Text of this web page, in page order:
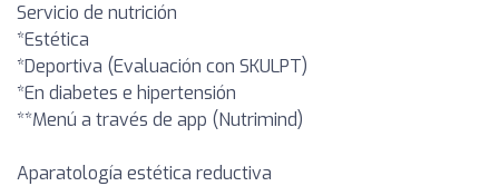
Servicio de nutrición
*Estética
*Deportiva (Evaluación con SKULPT)
*En diabetes e hipertensión
**Menú a través de app (Nutrimind)
Aparatología estética reductiva